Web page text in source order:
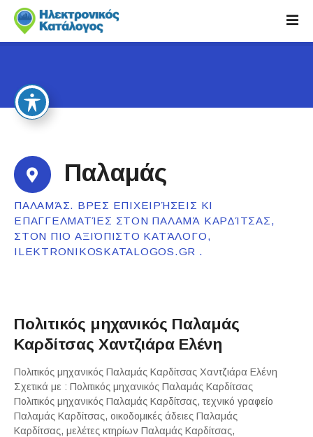
i
c
Παλαμάς
ΠΑΛΑΜΆΣ. ΒΡΕΣ ΕΠΙΧΕΙΡΉΣΕΙΣ ΚΙ
ΕΠΑΓΓΕΛΜΑΤΊΕΣ ΣΤΟΝ ΠΑΛΑΜΆ ΚΑΡΔΊΤΣΑΣ,
ΣΤΟΝ ΠΙΟ ΑΞΙΌΠΙΣΤΟ ΚΑΤΆΛΟΓΟ,
ILEKTRONIKOSKATALOGOS.GR .
Πολιτικός μηχανικός Παλαμάς
Καρδίτσας Χαντζιάρα Ελένη
Πολιτικός μηχανικός Παλαμάς Καρδίτσας Χαντζιάρα Ελένη
Σχετικά με : Πολιτικός μηχανικός Παλαμάς Καρδίτσας
Πολιτικός μηχανικός Παλαμάς Καρδίτσας, τεχνικό γραφείο
Παλαμάς Καρδίτσας, οικοδομικές άδειες Παλαμάς
Καρδίτσας, μελέτες κτηρίων Παλαμάς Καρδίτσας,